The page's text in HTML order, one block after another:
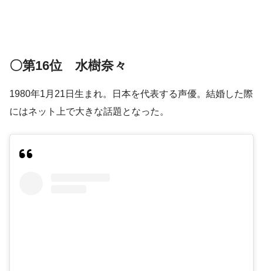
〇第16位 水樹奈々
1980年1月21日生まれ。日本を代表する声優。結婚した際
にはネット上で大きな話題となった。